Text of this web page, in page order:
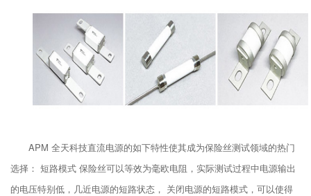
APM 全天科技直流电源的如下特性使其成为保险丝测试领域的热门
选择： 短路模式 保险丝可以等效为毫欧电阻，实际测试过程中电源输出
的电压特别低，几近电源的短路状态， 关闭电源的短路模式，可以使得